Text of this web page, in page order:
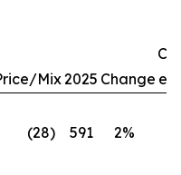
Mix2025 Change
(28) 591 2%